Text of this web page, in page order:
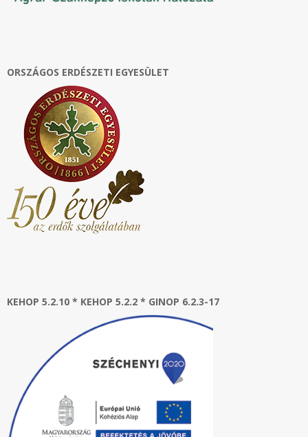
ORSZÁGOS ERDÉSZETI EGYESÜLET
KEHOP 5.2.10 * KEHOP 5.2.2 * GINOP 6.2.3-17